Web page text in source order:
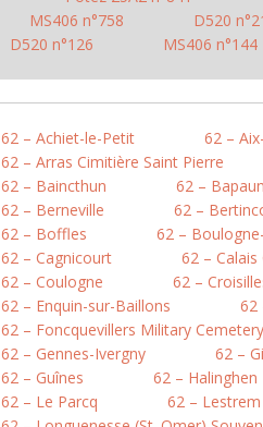
MS406 n°758
D520
D520 n°126
MS406 n°144
62 – Achiet-le-Petit 62 –
62 – Arras Cimitière Saint Pierre
62 – Baincthun
62 –
62 – Berneville
62 –
62 – Boffles
62 –
62 – Cagnicourt
62 –
62 – Coulogne
62 –
62 – Enquin-sur-Baillons
62
62 – Foncquevillers Military Cemetery
62 – Gennes-Ivergny
62 –
62 – Guînes
62 – Halinghen
62 – Le Parcq
62 –